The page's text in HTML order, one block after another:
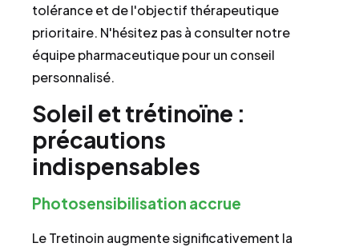
tolérance et de l'objectif thérapeutique
prioritaire. N'hésitez pas à consulter notre
équipe pharmaceutique pour un conseil
personnalisé.
Soleil et trétinoïne :
précautions
indispensables
Photosensibilisation accrue
Le Tretinoin augmente significativement la